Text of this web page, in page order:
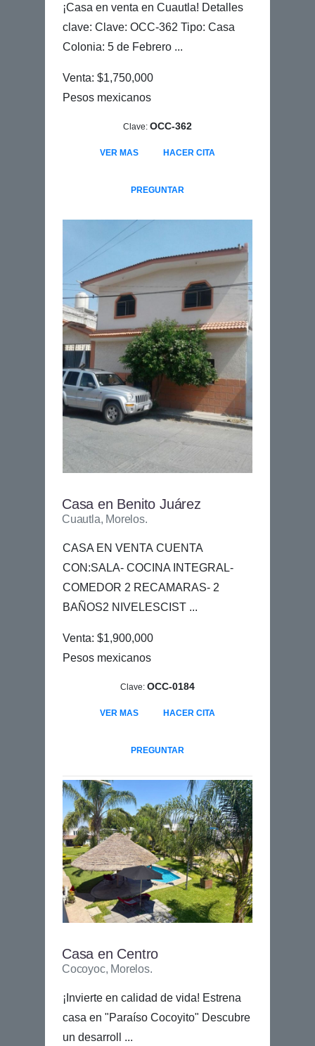
¡Casa en venta en Cuautla! Detalles
clave: Clave: OCC-362 Tipo: Casa
Colonia: 5 de Febrero ...
Venta: $1,750,000
Pesos mexicanos
Clave: OCC-362
VER MAS HACER CITA
PREGUNTAR
Casa en Benito Juárez
Cuautla, Morelos.
CASA EN VENTA CUENTA
CON:SALA- COCINA INTEGRAL-
COMEDOR 2 RECAMARAS- 2
BAÑOS2 NIVELESCIST ...
Venta: $1,900,000
Pesos mexicanos
Clave: OCC-0184
VER MAS HACER CITA
PREGUNTAR
Casa en Centro
Cocoyoc, Morelos.
¡Invierte en calidad de vida! Estrena
casa en "Paraíso Cocoyito" Descubre
un desarroll ...